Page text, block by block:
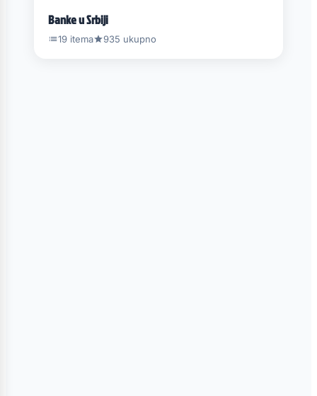
Banke u Srbiji
19 itema 935 ukupno